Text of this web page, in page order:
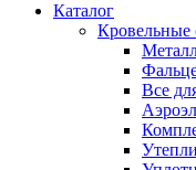
Каталог
Кровельные
Все